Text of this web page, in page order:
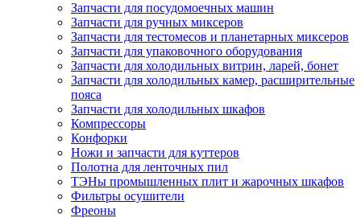
Запчасти для посудомоечных машин
Запчасти для ручных миксеров
Запчасти для тестомесов и планетарных миксеров
Запчасти для упаковочного оборудования
Запчасти для холодильных витрин, ларей, бонет
Запчасти для холодильных камер, расширительные
пояса
Запчасти для холодильных шкафов
Компрессоры
Конфорки
Ножи и запчасти для куттеров
Полотна для ленточных пил
ТЭНы промышленных плит и жарочных шкафов
Фильтры осушители
Фреоны